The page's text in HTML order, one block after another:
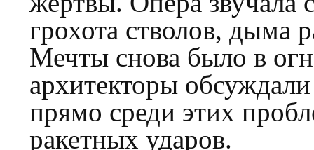
грохота стволов, дыма
Мечты снова было в
архитекторы
прямо среди этих
ракетных ударов.